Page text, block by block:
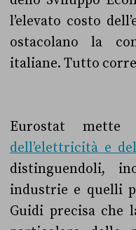
l’elevato costo
ostacolano la
italiane. Tutto
Eurostat
dell’elettricità e
distinguendoli,
industrie e quelli
Guidi precisa che